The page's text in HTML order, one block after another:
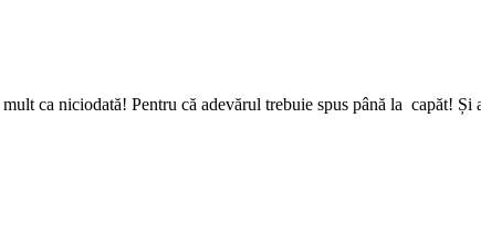
ca niciodată! Pentru că adevărul trebuie spus până la capăt!